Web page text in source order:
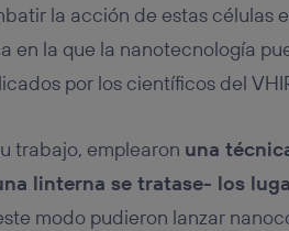
la acción de estas células
en la que la nanotecnología
por los científicos del
trabajo, emplearon una
linterna se tratase- los
modo pudieron lanzar